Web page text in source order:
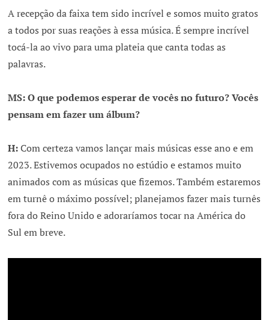
A recepção da faixa tem sido incrível e somos muito gratos
a todos por suas reações à essa música. É sempre incrível
tocá-la ao vivo para uma plateia que canta todas as
palavras.
MS: O que podemos esperar de vocês no futuro? Vocês
pensam em fazer um álbum?
H:Com certeza vamos lançar mais músicas esse ano e em
2023. Estivemos ocupados no estúdio e estamos muito
animados com as músicas que fizemos. Também estaremos
em turnê o máximo possível; planejamos fazer mais turnês
fora do Reino Unido e adoraríamos tocar na América do
Sul em breve.